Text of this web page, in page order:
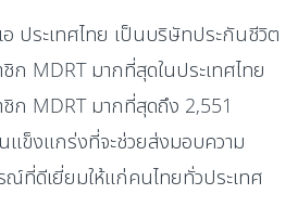
อ ประเทศไทย เป็นบริษัทประกันชีวิต
MDRT มากที่สุดในประเทศไทย
ก MDRT มากที่สุดถึง 2,551
ข็งแกร่งที่จะช่วยส่งมอบความ
ณ์ที่ดีเยี่ยมให้แก่คนไทยทั่วประเทศ